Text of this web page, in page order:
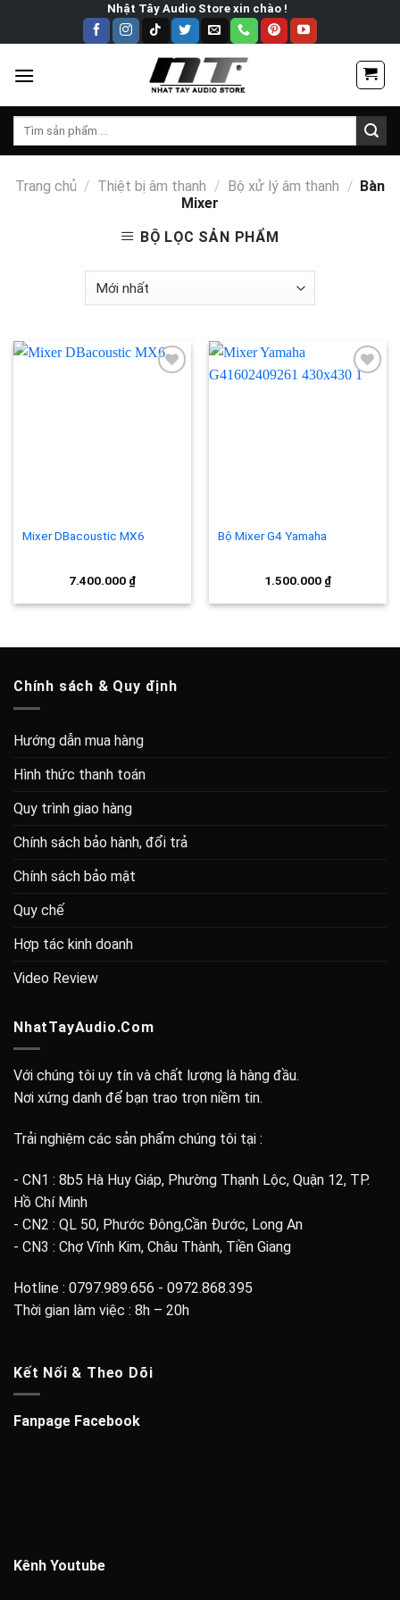
Nhật Tây Audio Store xin chào !
Tìm
Trang chủ / Thiệt bị âm thanh / Bộ xử lý âm thanh / Bàn
Mixer
BỘ LỌC SẢN PHẨM
Mixer DBacoustic MX6
7.400.000 ₫
Bộ Mixer G4 Yamaha
1.500.000 ₫
Chính sách & Quy định
Hướng dẫn mua hàng
Hình thức thanh toán
Quy trình giao hàng
Chính sách bảo hành, đổi trả
Chính sách bảo mật
Quy chế
Hợp tác kinh doanh
Video Review
NhatTayAudio.Com
Với chúng tôi uy tín và chất lượng là hàng đầu.
Nơi xứng danh để bạn trao trọn niềm tin.
Trải nghiệm các sản phẩm chúng tôi tại :
- CN1 : 8b5 Hà Huy Giáp, Phường Thạnh Lộc, Quận 12, TP.
Hồ Chí Minh
- CN2 : QL 50, Phước Đông,Cần Đước, Long An
- CN3 : Chợ Vĩnh Kim, Châu Thành, Tiền Giang
Hotline : 0797.989.656 - 0972.868.395
Thời gian làm việc : 8h – 20h
Kết Nối & Theo Dõi
Fanpage Facebook
Kênh Youtube